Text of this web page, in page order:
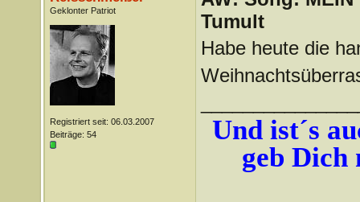
Geklonter Patriot
Registriert seit: 06.03.2007
Beiträge: 54
Tumult
Habe heute die
Und ist´s
geb Dich